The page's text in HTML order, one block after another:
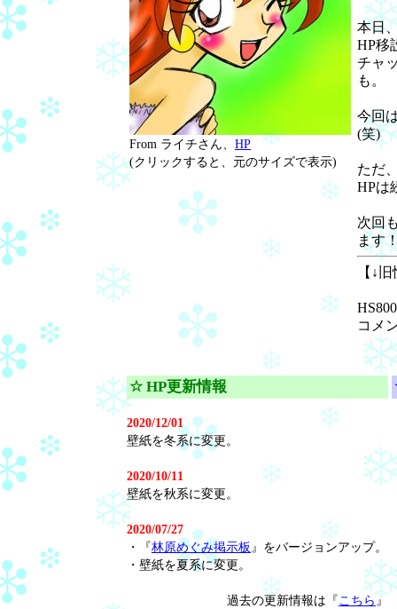
From ライチさん、 HP
(クリックすると、元のサイズで表示)
本日
HP移
チャ
も。
今回
(笑)
ただ
HPは
次回
ます
【↓
コメ
☆ HP更新情報
2020/12/01
壁紙を冬系に変更。
2020/10/11
壁紙を秋系に変更。
2020/07/27
・『林原めぐみ掲示板』をバージョンアップ。
・壁紙を夏系に変更。
過去の更新情報は『こちら』